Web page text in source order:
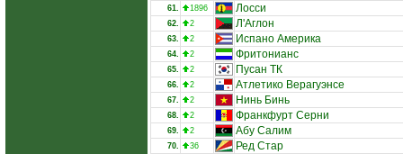
61. 1896 Лосси
62. 2 Л'Аглон
63. 2 Испано Америка
64. 2 Фритонианс
65. 2 Пусан ТК
66. 2 Атлетико Верагуэнсе
67. 2 Нинь Бинь
68. 2 Франкфурт Серни
69. 2 Абу Салим
70. 36 Ред Стар